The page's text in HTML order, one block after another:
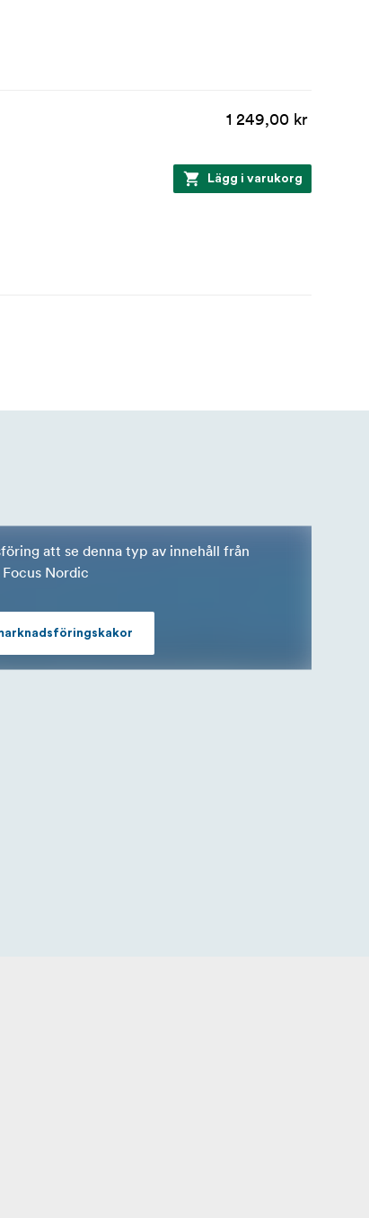
1 249,00 kr
Lägg i varukorg
att se denna typ av innehåll från
Focus Nordic